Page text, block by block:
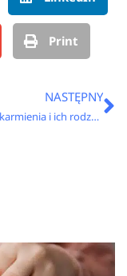
Print
NASTĘPNY
Butelki do karmienia i ich rodzaje